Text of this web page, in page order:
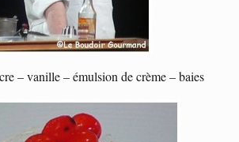
– vanille – émulsion de crème – baies